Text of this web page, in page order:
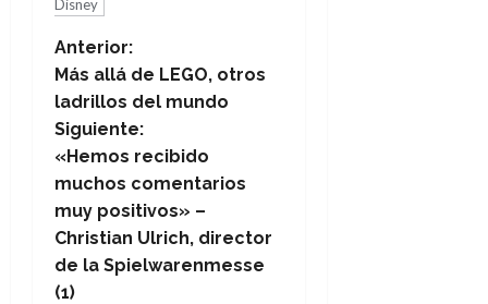
Disney
N
a
v
e
g
a
Anterior:
Más allá de LEGO, otros
ladrillos del mundo
Siguiente:
«Hemos recibido
muchos comentarios
muy positivos» –
Christian Ulrich, director
de la Spielwarenmesse
(1)